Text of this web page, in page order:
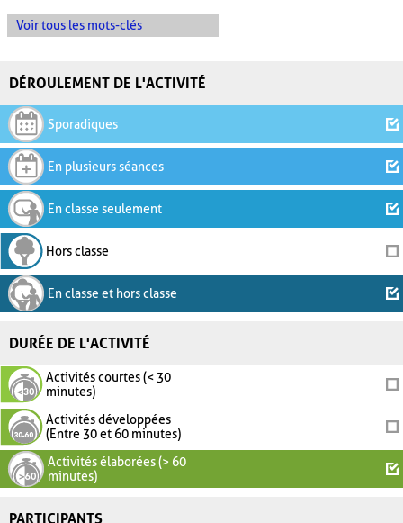
Voir tous les mots-clés
DÉROULEMENT DE L'ACTIVITÉ
Sporadiques
En plusieurs séances
En classe seulement
Hors classe
En classe et hors classe
DURÉE DE L'ACTIVITÉ
Activités courtes (< 30
minutes)
Activités développées
(Entre 30 et 60 minutes)
Activités élaborées (> 60
minutes)
PARTICIPANTS